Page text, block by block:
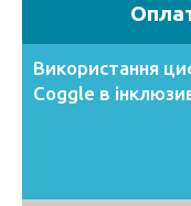
Використання
Coggle в